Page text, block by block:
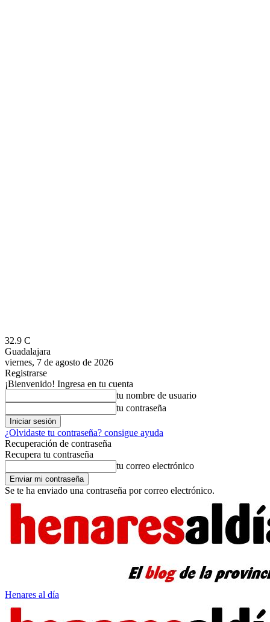
32.9 C
Guadalajara
viernes, 7 de agosto de 2026
Registrarse
¡Bienvenido! Ingresa en tu cuenta
tu nombre de usuario
tu contraseña
¿Olvidaste tu contraseña? consigue ayuda
Recuperación de contraseña
Recupera tu contraseña
tu correo electrónico
Se te ha enviado una contraseña por correo electrónico.
Henares al día